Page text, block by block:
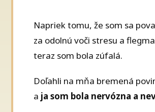
Napriek tomu, že som sa
za odolnú voči stresu a
teraz som bola zúfalá.
Doľahli na mňa bremená
a ja som bola nervózna a